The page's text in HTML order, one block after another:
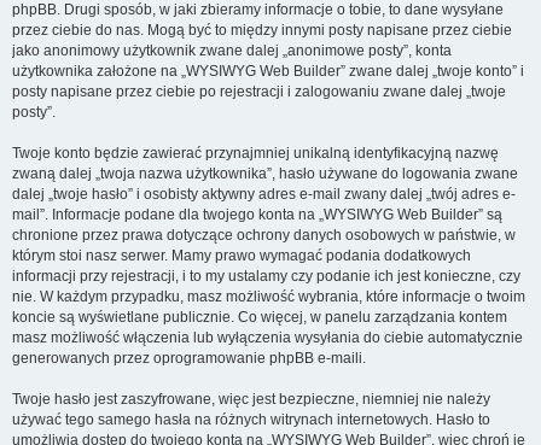
phpBB. Drugi sposób, w jaki zbieramy informacje o tobie, to dane wysyłane
przez ciebie do nas. Mogą być to między innymi posty napisane przez ciebie
jako anonimowy użytkownik zwane dalej „anonimowe posty”, konta
użytkownika założone na „WYSIWYG Web Builder” zwane dalej „twoje konto” i
posty napisane przez ciebie po rejestracji i zalogowaniu zwane dalej „twoje
posty”.
Twoje konto będzie zawierać przynajmniej unikalną identyfikacyjną nazwę
zwaną dalej „twoja nazwa użytkownika”, hasło używane do logowania zwane
dalej „twoje hasło” i osobisty aktywny adres e-mail zwany dalej „twój adres e-
mail”. Informacje podane dla twojego konta na „WYSIWYG Web Builder” są
chronione przez prawa dotyczące ochrony danych osobowych w państwie, w
którym stoi nasz serwer. Mamy prawo wymagać podania dodatkowych
informacji przy rejestracji, i to my ustalamy czy podanie ich jest konieczne, czy
nie. W każdym przypadku, masz możliwość wybrania, które informacje o twoim
koncie są wyświetlane publicznie. Co więcej, w panelu zarządzania kontem
masz możliwość włączenia lub wyłączenia wysyłania do ciebie automatycznie
generowanych przez oprogramowanie phpBB e-maili.
Twoje hasło jest zaszyfrowane, więc jest bezpieczne, niemniej nie należy
używać tego samego hasła na różnych witrynach internetowych. Hasło to
umożliwia dostęp do twojego konta na „WYSIWYG Web Builder”, więc chroń je